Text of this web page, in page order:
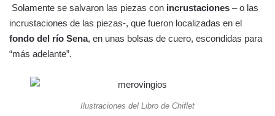
Solamente se salvaron las piezas con incrustaciones – o las
incrustaciones de las piezas-, que fueron localizadas en el
fondo del río Sena, en unas bolsas de cuero, escondidas para
“más adelante”.
Ilustraciones del Libro de Chiflet